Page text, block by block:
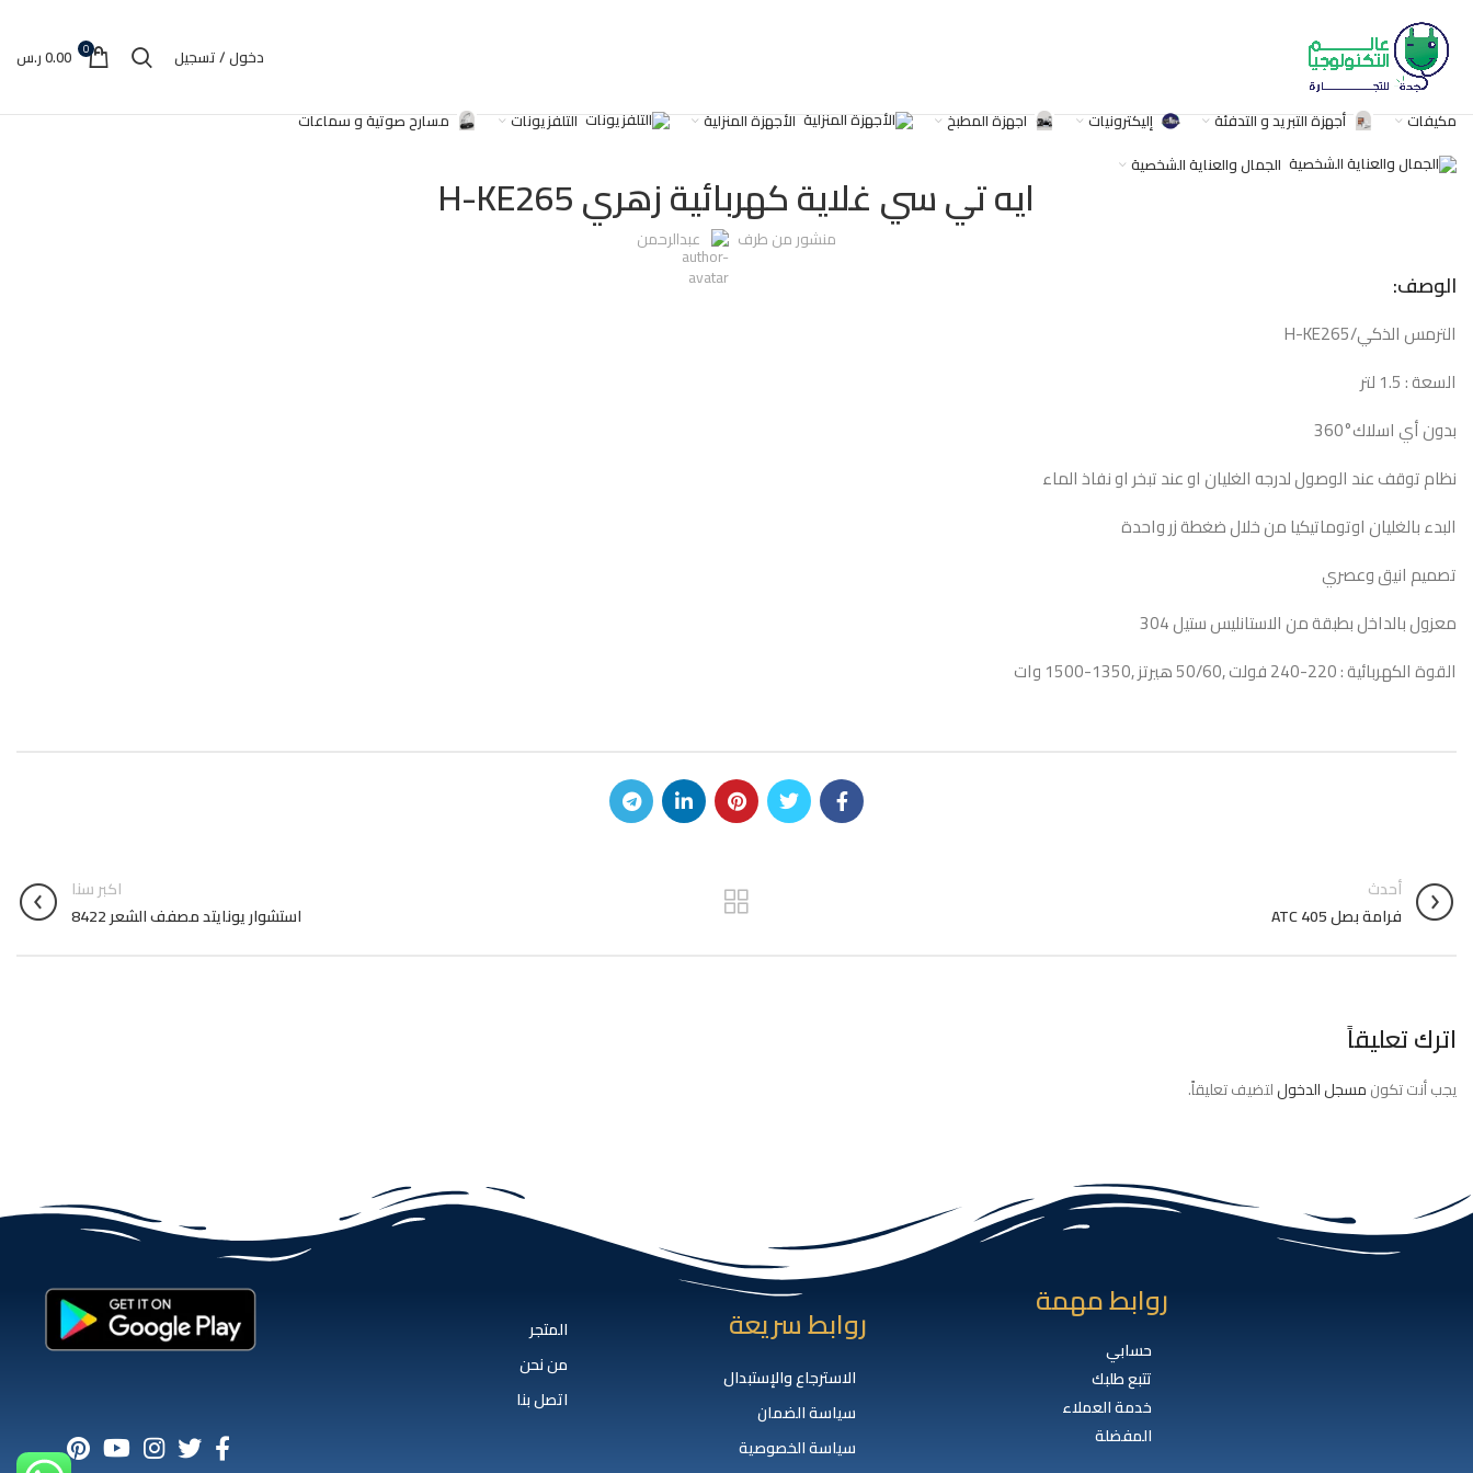
دخول / تسجيل 0
0.00ر.س
مكيفات أجهزة التبريد و التدفئة إليكترونيات اجهزة المطبخ الأجهزة المنزلية التلفزيونات
مسارح صوتية و سماعات
الجمال والعناية الشخصية
, البدء بالغليان اوتوماتيكيا من خلال ضغطة زر واحدة</P ,
ايه تي سي غلاية كهربائية زهري H-KE265
منشور من طرف عبدالرحمن
الوصف:
الترمس الذكي/H-KE265
السعة : 1.5 لتر
بدون أي اسلاك°360
نظام توقف عند الوصول لدرجه الغليان او عند تبخر او نفاذ الماء
البدء بالغليان اوتوماتيكيا من خلال ضغطة زر واحدة
تصميم انيق وعصري
معزول بالداخل بطبقة من الاستانليس ستيل 304
القوة الكهربائية : 220-240 فولت ,50/60 هيرتز ,1350-1500 وات
أحدث
فرامة بصل 405 ATC
اكبر سنا
استشوار يونايتد مصفف الشعر 8422
اترك تعليقاً
يجب أنت تكونمسجل الدخوللتضيف تعليقاً.
روابط مهمة
حسابي
تتبع طلبك
خدمة العملاء
المفضلة
روابط سريعة
الاسترجاع والإستبدال
سياسة الضمان
سياسة الخصوصية
المتجر
من نحن
اتصل بنا